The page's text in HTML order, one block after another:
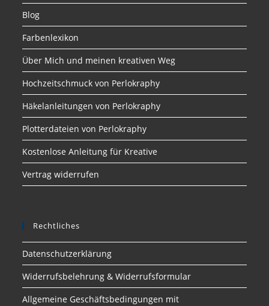
Blog
Farbenlexikon
Über Mich und meinen kreativen Weg
Hochzeitschmuck von Perlokraphy
Häkelanleitungen von Perlokraphy
Plotterdateien von Perlokraphy
Kostenlose Anleitung für Kreative
Vertrag widerrufen
Rechtliches
Datenschutzerklärung
Widerrufsbelehrung & Widerrufsformular
Allgemeine Geschäftsbedingungen mit